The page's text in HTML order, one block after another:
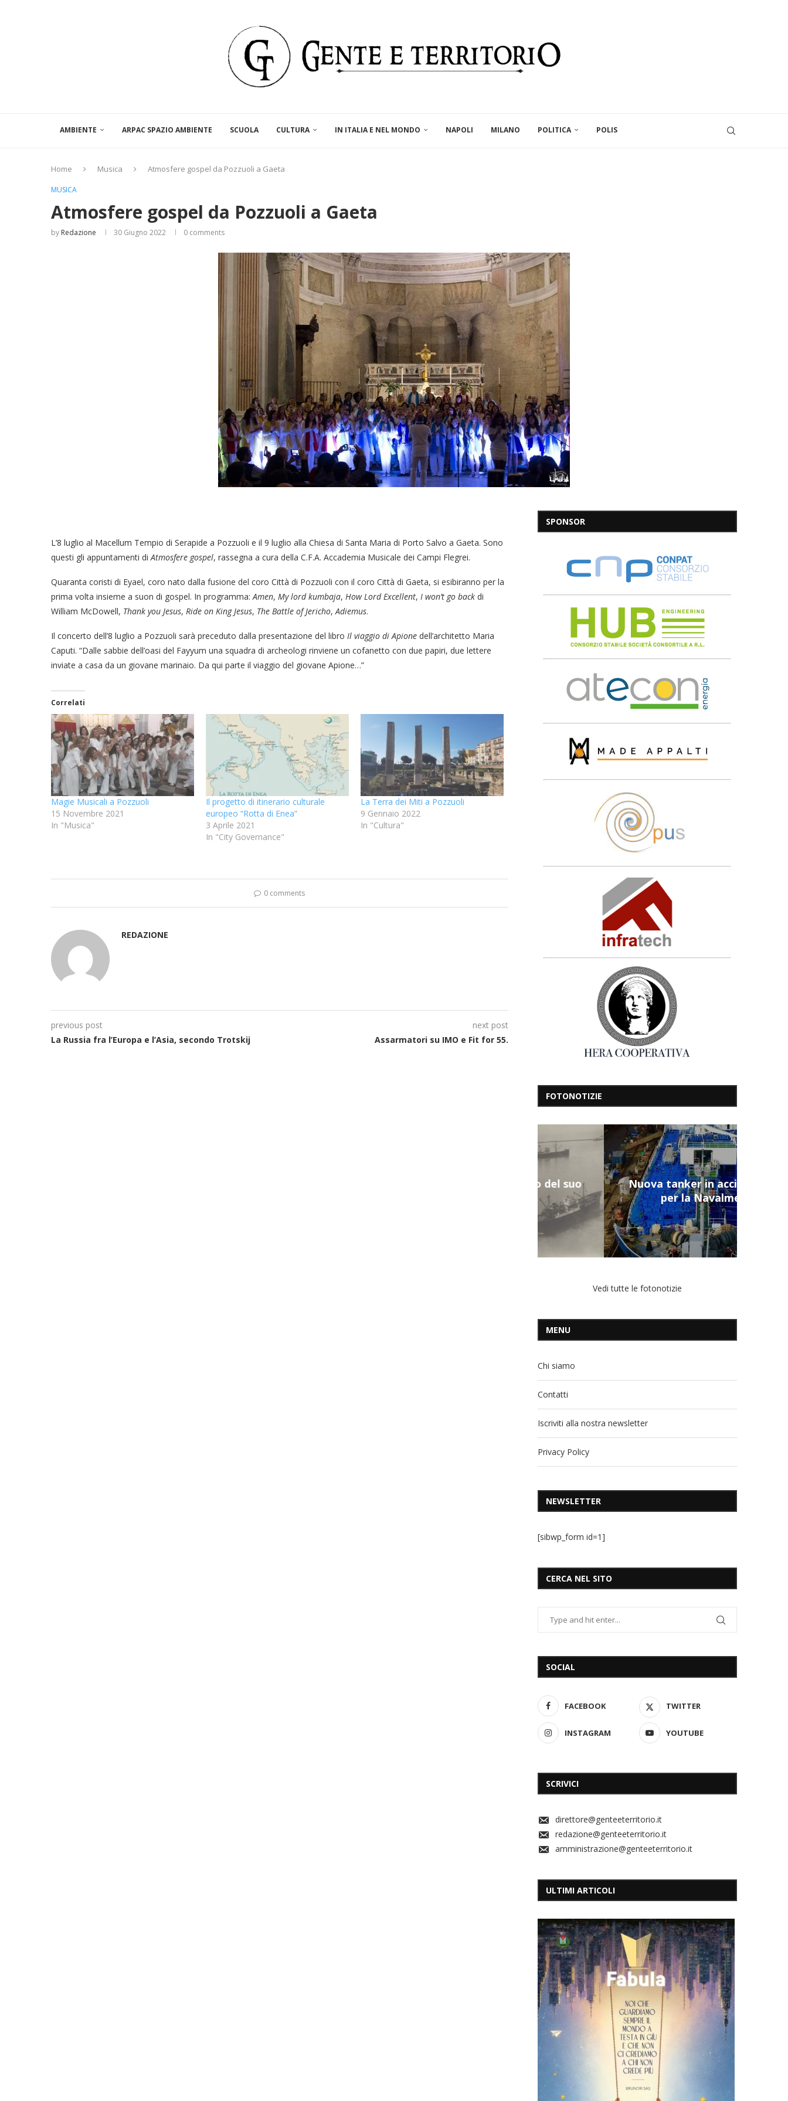
AMBIENTE ARPAC SPAZIO AMBIENTE SCUOLA CULTURA IN ITALIA E NEL MONDO NAPOLI MILANO POLITICA POLIS
Home Musica Atmosfere gospel da Pozzuoli a Gaeta
MUSICA
Atmosfere gospel da Pozzuoli a Gaeta
by Redazione 30 Giugno 2022 0 comments
L’8 luglio al Macellum Tempio di Serapide a Pozzuoli e il 9 luglio alla Chiesa di Santa Maria di Porto Salvo a Gaeta. Sono
questi gli appuntamenti diAtmosfere gospel, rassegna a cura della C.F.A. Accademia Musicale dei Campi Flegrei.
Quaranta coristi di Eyael, coro nato dalla fusione del coro Città di Pozzuoli con il coro Città di Gaeta, si esibiranno per la
prima volta insieme a suon di gospel. In programma:Amen, My lord kumbaja, How Lord Excellent, I won’t go back di
William McDowell, Thank you Jesus, Ride on King Jesus, The Battle of Jericho,Adiemus.
Il concerto dell’8 luglio a Pozzuoli sarà preceduto dalla presentazione del libro Il viaggio di Apione dell’architetto Maria
Caputi. “Dalle sabbie dell’oasi del Fayyum una squadra di archeologi rinviene un cofanetto con due papiri, due lettere
inviate a casa da un giovane marinaio. Da qui parte il viaggio del giovane Apione…”
Correlati
Magie Musicali a Pozzuoli
15 Novembre 2021
In "Musica"
Il progetto di itinerario culturale
europeo “Rotta di Enea”
3 Aprile 2021
In "City Governance"
La Terra dei Miti a Pozzuoli
9 Gennaio 2022
In "Cultura"
0 comments
REDAZIONE
previous post
La Russia fra l’Europa e l’Asia, secondo Trotskij
next post
Assarmatori su IMO e Fit for 55.
SPONSOR
FOTONOTIZIE
Nuova tanker in acciaio inox
per la Navalmed
Vedi tutte le fotonotizie
MENU
Chi siamo
Contatti
Iscriviti alla nostra newsletter
Privacy Policy
NEWSLETTER
[sibwp_form id=1]
CERCA NEL SITO
SOCIAL
FACEBOOK TWITTER
INSTAGRAM YOUTUBE
SCRIVICI
direttore@genteeterritorio.it
redazione@genteeterritorio.it
amministrazione@genteeterritorio.it
ULTIMI ARTICOLI